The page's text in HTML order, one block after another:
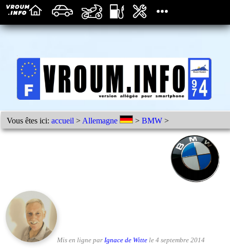
Vous êtes ici:accueil > Allemagne >BMW >
Mis en ligne par Ignace de Witte le 4 septembre 2014